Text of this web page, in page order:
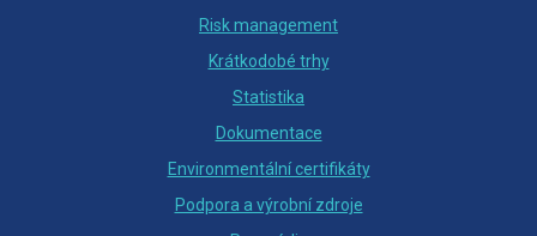
Risk management
Krátkodobé trhy
Statistika
Dokumentace
Environmentální certifikáty
Podpora a výrobní zdroje